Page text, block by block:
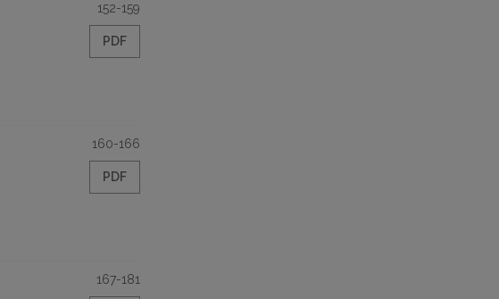
152-159
PDF
160-166
PDF
167-181